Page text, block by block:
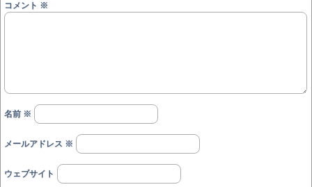
コメント ※
名前 ※
メールアドレス ※
ウェブサイト